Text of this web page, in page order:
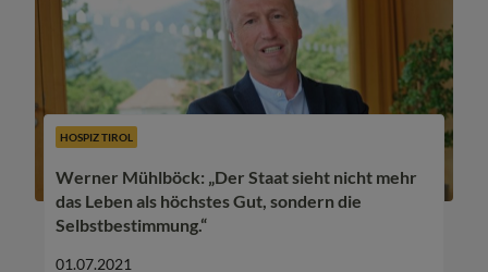
HOSPIZ TIROL
Werner Mühlböck: „Der Staat sieht nicht mehr
das Leben als höchstes Gut, sondern die
Selbstbestimmung.“
01.07.2021